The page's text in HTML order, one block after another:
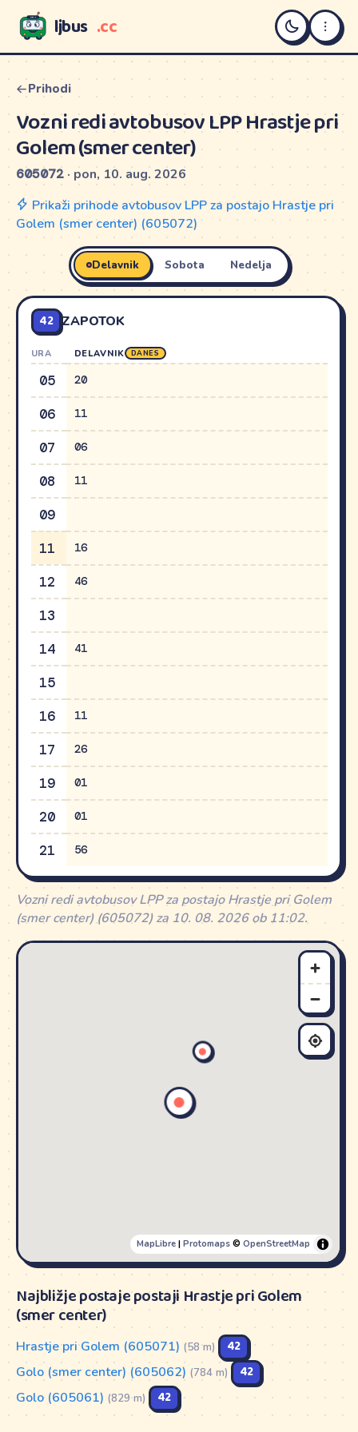
LJBUS ljbus .cc
Prihodi
Vozni redi avtobusov LPP Hrastje pri
Golem (smer center)
605072 · pon, 10. aug. 2026
Prikaži prihode avtobusov LPP za postajo Hrastje pri
Golem (smer center) (605072)
Delavnik Sobota Nedelja
42 ZAPOTOK
URA DELAVNIK DANES
05 20
06 11
07 06
08 11
09
11
16
12 46
13
14
41
15
16
11
17 26
19 01
20 01
21 56
Vozni redi avtobusov LPP za postajo Hrastje pri Golem
(smer center) (605072) za 10. 08. 2026 ob 11:02.
MapLibre| Protomaps© OpenStreetMap
Najbližje postaje postaji Hrastje pri Golem
(smer center)
Hrastje pri Golem (605071) (58 m) 42
Golo (smer center) (605062) (784 m) 42
Golo (605061) (829 m) 42